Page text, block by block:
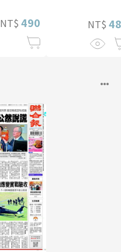
NT$ 490
NT$